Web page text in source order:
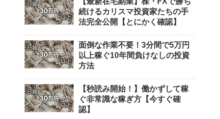
続けるカリスマ投資家たちの手
法完全公開【とにかく確認】
面倒な作業不要！3分間で5万円
以上稼ぐ10年間負けなしの投資
方法
【秒読み開始！】働かずして稼
ぐ非常識な稼ぎ方【今すぐ確
認】